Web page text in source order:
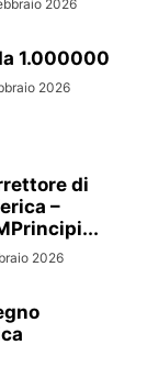
2026
1.000000
2026
di
–
2026